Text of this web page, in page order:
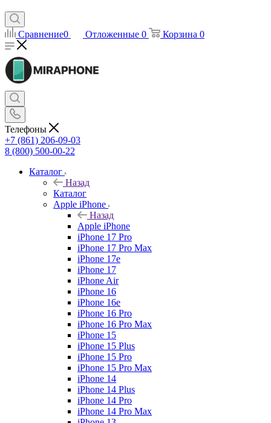
Сравнение0 Отложенные 0 Корзина 0
Телефоны
+7 (861) 206-09-03
8 (800) 500-00-22
Каталог
Назад
Каталог
Apple iPhone
Назад
Apple iPhone
iPhone 17 Pro
iPhone 17 Pro Max
iPhone 17e
iPhone 17
iPhone Air
iPhone 16
iPhone 16e
iPhone 16 Pro
iPhone 16 Pro Max
iPhone 15
iPhone 15 Plus
iPhone 15 Pro
iPhone 15 Pro Max
iPhone 14
iPhone 14 Plus
iPhone 14 Pro
iPhone 14 Pro Max